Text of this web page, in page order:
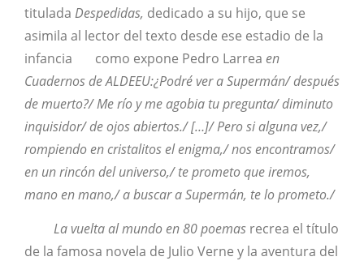
titulada Despedidas, dedicado a su hijo, que se
asimila al lector del texto desde ese estadio de la
infancia como expone Pedro Larrea en
Cuadernos de ALDEEU:¿Podré ver a Supermán/ después
de muerto?/ Me río y me agobia tu pregunta/ diminuto
inquisidor/ de ojos abiertos./ […]/ Pero si alguna vez,/
rompiendo en cristalitos el enigma,/ nos encontramos/
en un rincón del universo,/ te prometo que iremos,
mano en mano,/ a buscar a Supermán, te lo prometo./
La vuelta al mundo en 80 poemas recrea el título
de la famosa novela de Julio Verne y la aventura del